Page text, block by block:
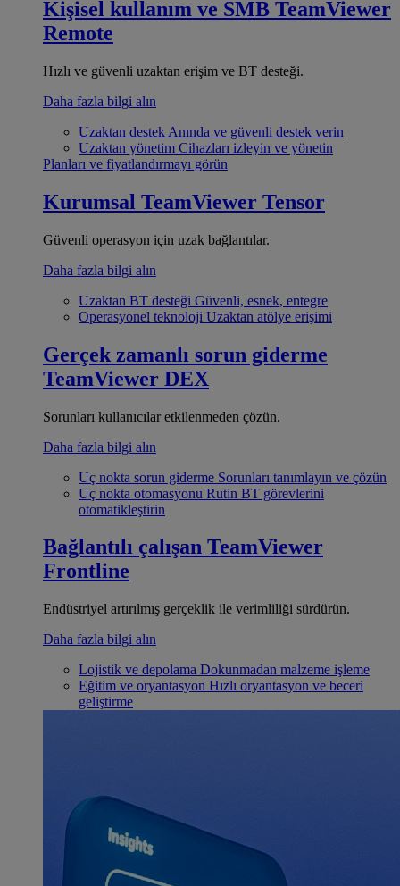
Kişisel kullanım ve SMB TeamViewer
Remote
Hızlı ve güvenli uzaktan erişim ve BT desteği.
Daha fazla bilgi alın
Uzaktan destek Anında ve güvenli destek verin
Uzaktan yönetim Cihazları izleyin ve yönetin
Planları ve fiyatlandırmayı görün
Kurumsal TeamViewer Tensor
Güvenli operasyon için uzak bağlantılar.
Daha fazla bilgi alın
Uzaktan BT desteği Güvenli, esnek, entegre
Operasyonel teknoloji Uzaktan atölye erişimi
Gerçek zamanlı sorun giderme
TeamViewer DEX
Sorunları kullanıcılar etkilenmeden çözün.
Daha fazla bilgi alın
Uç nokta sorun giderme Sorunları tanımlayın ve çözün
Uç nokta otomasyonu Rutin BT görevlerini
otomatikleştirin
Bağlantılı çalışan TeamViewer
Frontline
Endüstriyel artırılmış gerçeklik ile verimliliği sürdürün.
Daha fazla bilgi alın
Lojistik ve depolama Dokunmadan malzeme işleme
Eğitim ve oryantasyon Hızlı oryantasyon ve beceri
geliştirme